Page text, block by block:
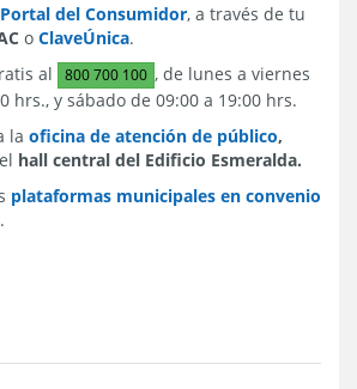
Portal del Consumidor, a través de tu
o ClaveÚnica.
al
800 700 100 , de lunes a viernes
hrs., y sábado de 09:00 a 19:00 hrs.
la oficina de atención de público,
hall central del Edificio Esmeralda.
plataformas municipales en convenio